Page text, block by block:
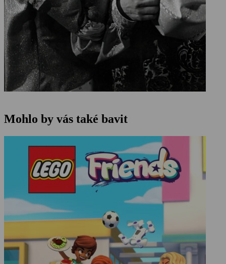
Mohlo by vás také bavit